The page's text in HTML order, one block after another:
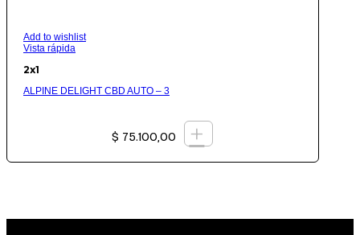
Add to wishlist
Vista rápida
2x1
ALPINE DELIGHT CBD AUTO – 3
$ 75.100,00 +